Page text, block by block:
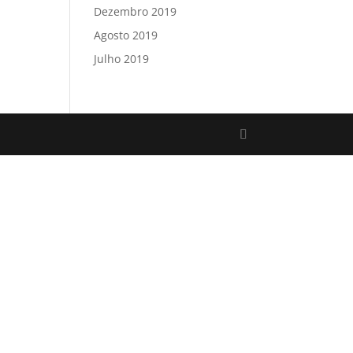
Dezembro 2019
Agosto 2019
Julho 2019